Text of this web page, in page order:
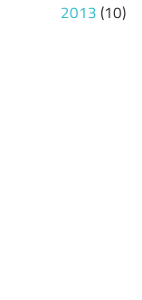
2013(10)